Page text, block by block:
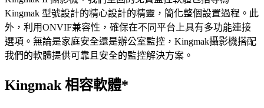
Kingmak 型號設計的精心設計的精靈，簡化整個設置過程。此
外，利用ONVIF兼容性，確保在不同平台上具有多功能連接
選項。無論是家庭安全還是辦公室監控，Kingmak攝影機搭配
我們的軟體提供可靠且安全的監控解決方案。
Kingmak 相容軟體*